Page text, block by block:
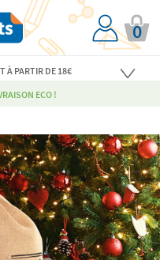
0
À PARTIR DE 18€
ECO !